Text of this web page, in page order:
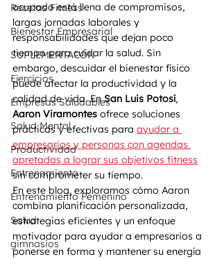
Recetas Fitness
Bienestar Empresarial
SUPLEMENTACÓN
Ejercicios
Empresas Saludables
Salud Mental
Productividad
Entrenamiento
Entrenamiento Femenino
Salud
gimnasios
ocupado está llena de compromisos,
largas jornadas laborales y
responsabilidades que dejan poco
tiempo para cuidar la salud. Sin
embargo, descuidar el bienestar físico
puede afectar la productividad y la
calidad de vida. En San Luis Potosí,
Aaron Viramontes ofrece soluciones
prácticas y efectivas para ayudar a
empresarios y personas con agendas
apretadas a lograr sus objetivos fitness
sin comprometer su tiempo.
En este blog, exploramos cómo Aaron
combina planificación personalizada,
estrategias eficientes y un enfoque
motivador para ayudar a empresarios a
ponerse en forma y mantener su energía